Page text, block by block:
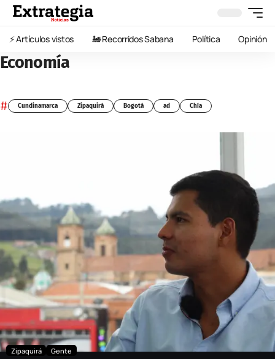
⚡️ Artículos vistos 🚂 Recorridos Sabana Política Opinión
Economía
# Cundinamarca Zipaquirá Bogotá ad Chía
Zipaquirá Gente